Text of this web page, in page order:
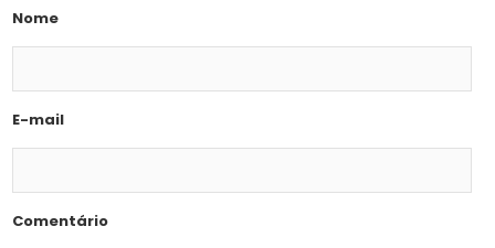
Nome
E-mail
Comentário